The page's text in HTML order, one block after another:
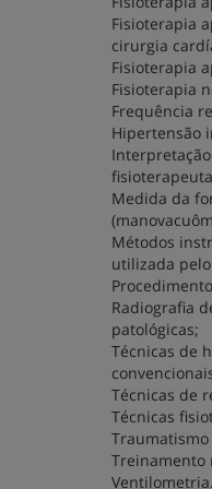
Fisioterapia
cirurgia
Fisioterapia
Fisioterapia
Frequência
Hipertensão
Medida da
Métodos
utilizada
Radiografia
patológicas;
Técnicas de
Técnicas de
Técnicas
Treinamento
Ventilometria.